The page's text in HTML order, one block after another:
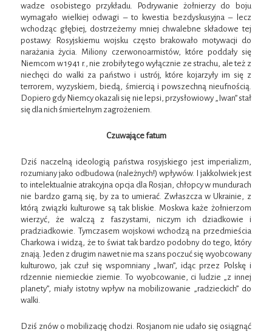
wadze osobistego przykładu. Podrywanie żołnierzy do boju
wymagało wielkiej odwagi – to kwestia bezdyskusyjna – lecz
wchodząc głębiej, dostrzeżemy mniej chwalebne składowe tej
postawy. Rosyjskiemu wojsku często brakowało motywacji do
narażania życia. Miliony czerwonoarmistów, które poddały się
Niemcom w 1941 r., nie zrobiły tego wyłącznie ze strachu, ale też z
niechęci do walki za państwo i ustrój, które kojarzyły im się z
terrorem, wyzyskiem, biedą, śmiercią i powszechną nieufnością.
Dopiero gdy Niemcy okazali się nie lepsi, przysłowiowy „Iwan” stał
się dla nich śmiertelnym zagrożeniem.
Czuwające fatum
Dziś naczelną ideologią państwa rosyjskiego jest imperializm,
rozumiany jako odbudowa (należnych!) wpływów. I jakkolwiek jest
to intelektualnie atrakcyjna opcja dla Rosjan, chłopcy w mundurach
nie bardzo garną się, by za to umierać. Zwłaszcza w Ukrainie, z
którą związki kulturowe są tak bliskie. Moskwa każe żołnierzom
wierzyć, że walczą z faszystami, niczym ich dziadkowie i
pradziadkowie. Tymczasem wojskowi wchodzą na przedmieścia
Charkowa i widzą, że to świat tak bardzo podobny do tego, który
znają. Jeden z drugim nawet nie ma szans poczuć się wyobcowany
kulturowo, jak czuł się wspomniany „Iwan”, idąc przez Polskę i
rdzennie niemieckie ziemie. To wyobcowanie, ci ludzie „z innej
planety”, miały istotny wpływ na mobilizowanie „radzieckich” do
walki.
Dziś znów o mobilizację chodzi. Rosjanom nie udało się osiągnąć